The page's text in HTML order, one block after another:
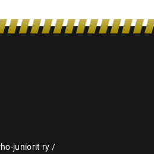
juniorit ry /